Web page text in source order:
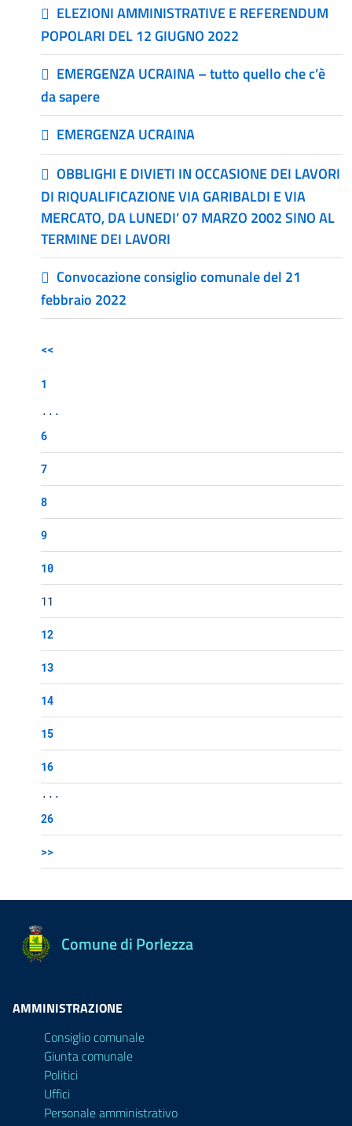
ELEZIONI AMMINISTRATIVE E REFERENDUM
POPOLARI DEL 12 GIUGNO 2022
EMERGENZA UCRAINA – tutto quello che c’è
da sapere
EMERGENZA UCRAINA
OBBLIGHI E DIVIETI IN OCCASIONE DEI LAVORI
DI RIQUALIFICAZIONE VIA GARIBALDI E VIA
MERCATO, DA LUNEDI’ 07 MARZO 2002 SINO AL
TERMINE DEI LAVORI
Convocazione consiglio comunale del 21
febbraio 2022
<<
1
...
6
7
8
9
10
11
12
13
14
15
16
...
26
>>
Comune di Porlezza
AMMINISTRAZIONE
Consiglio comunale
Giunta comunale
Politici
Uffici
Personale amministrativo